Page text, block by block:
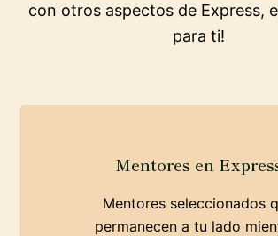
con otros aspectos de Express,
para ti!
Mentores en
Mentores seleccionados
permanecen a tu lado